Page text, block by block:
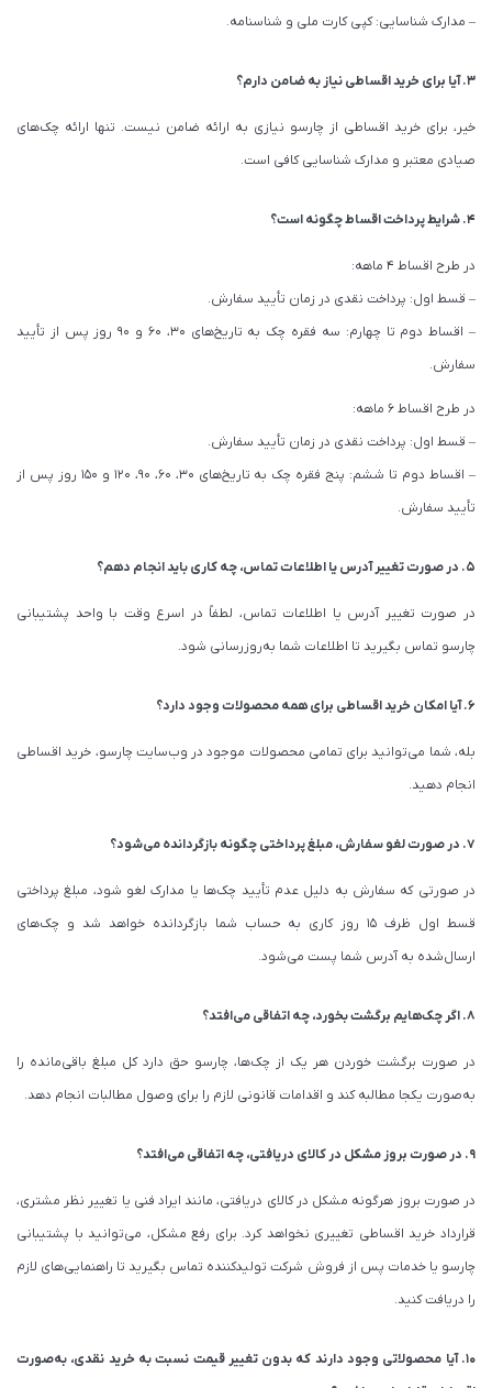
– مدارک شناسایی: کپی کارت ملی و شناسنامه.
۳. آیا برای خرید اقساطی نیاز به ضامن دارم؟
خیر، برای خرید اقساطی از چارسو نیازی به ارائه ضامن نیست. تنها ارائه چک‌های
صیادی معتبر و مدارک شناسایی کافی است.
۴. شرایط پرداخت اقساط چگونه است؟
در طرح اقساط ۴ ماهه:
– قسط اول: پرداخت نقدی در زمان تأیید سفارش.
– اقساط دوم تا چهارم: سه فقره چک به تاریخ‌های ۳۰، ۶۰ و ۹۰ روز پس از تأیید
سفارش.
در طرح اقساط ۶ ماهه:
– قسط اول: پرداخت نقدی در زمان تأیید سفارش.
– اقساط دوم تا ششم: پنج فقره چک به تاریخ‌های ۳۰، ۶۰، ۹۰، ۱۲۰ و ۱۵۰ روز پس از
تأیید سفارش.
۵. در صورت تغییر آدرس یا اطلاعات تماس، چه کاری باید انجام دهم؟
در صورت تغییر آدرس یا اطلاعات تماس، لطفاً در اسرع وقت با واحد پشتیبانی
چارسو تماس بگیرید تا اطلاعات شما به‌روزرسانی شود.
۶. آیا امکان خرید اقساطی برای همه محصولات وجود دارد؟
بله، شما می‌توانید برای تمامی محصولات موجود در وب‌سایت چارسو، خرید اقساطی
انجام دهید.
۷. در صورت لغو سفارش، مبلغ پرداختی چگونه بازگردانده می‌شود؟
در صورتی که سفارش به دلیل عدم تأیید چک‌ها یا مدارک لغو شود، مبلغ پرداختی
قسط اول ظرف ۱۵ روز کاری به حساب شما بازگردانده خواهد شد و چک‌های
ارسال‌شده به آدرس شما پست می‌شود.
۸. اگر چک‌هایم برگشت بخورد، چه اتفاقی می‌افتد؟
در صورت برگشت خوردن هر یک از چک‌ها، چارسو حق دارد کل مبلغ باقی‌مانده را
به‌صورت یکجا مطالبه کند و اقدامات قانونی لازم را برای وصول مطالبات انجام دهد.
۹. در صورت بروز مشکل در کالای دریافتی، چه اتفاقی می‌افتد؟
در صورت بروز هرگونه مشکل در کالای دریافتی، مانند ایراد فنی یا تغییر نظر مشتری،
قرارداد خرید اقساطی تغییری نخواهد کرد. برای رفع مشکل، می‌توانید با پشتیبانی
چارسو یا خدمات پس از فروش شرکت تولیدکننده تماس بگیرید تا راهنمایی‌های لازم
را دریافت کنید.
۱۰. آیا محصولاتی وجود دارند که بدون تغییر قیمت نسبت به خرید نقدی، به‌صورت